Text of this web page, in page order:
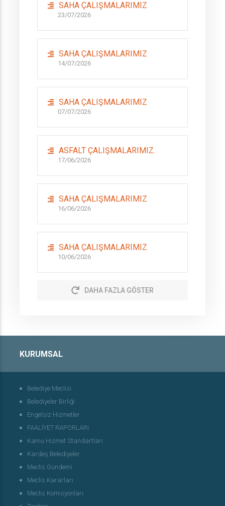
SAHA ÇALIŞMALARIMIZ
23/07/2026
SAHA ÇALIŞMALARIMIZ
14/07/2026
SAHA ÇALIŞMALARIMIZ
07/07/2026
ASFALT ÇALIŞMALARIMIZ.
17/06/2026
SAHA ÇALIŞMALARIMIZ
16/06/2026
SAHA ÇALIŞMALARIMIZ
10/06/2026
DAHA FAZLA GÖSTER
KURUMSAL
Belediye Meclisi
Belediyeler Birliği
Engelsiz Hizmetler
FAALİYET RAPORLARI
Kamu Hizmet Standartları
Kardeş Belediyeler
Meclis Gündemi
Meclis Kararları
Meclis Komisyonları